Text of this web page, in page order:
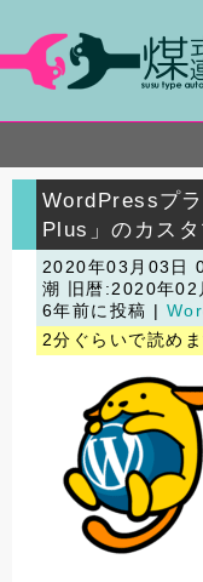
WordPressプ
Plus」のカスタ
2020年03月03日
潮
旧暦:2020年02
6年前に投稿 |
2分ぐらいで読めま